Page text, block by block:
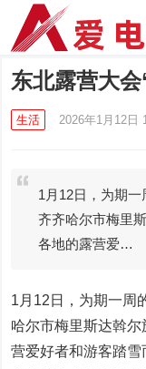
东北露营大
生活 2026年1月12日
1月12日，为期
齐齐哈尔市梅里
各地的露营爱…
1月12日，为期一周
哈尔市梅里斯达斡
营爱好者和游客踏